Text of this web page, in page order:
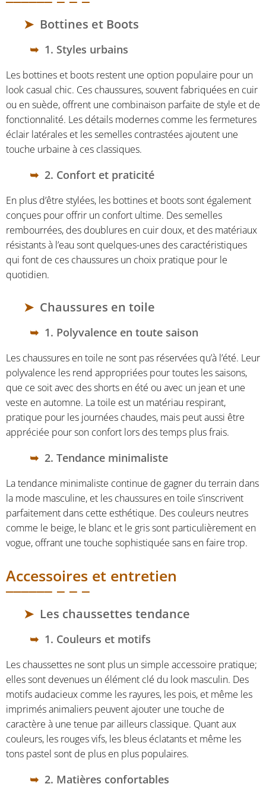
Bottines et Boots
1. Styles urbains
Les bottines et boots restent une option populaire pour un
look casual chic. Ces chaussures, souvent fabriquées en cuir
ou en suède, offrent une combinaison parfaite de style et de
fonctionnalité. Les détails modernes comme les fermetures
éclair latérales et les semelles contrastées ajoutent une
touche urbaine à ces classiques.
2. Confort et praticité
En plus d’être stylées, les bottines et boots sont également
conçues pour offrir un confort ultime. Des semelles
rembourrées, des doublures en cuir doux, et des matériaux
résistants à l’eau sont quelques-unes des caractéristiques
qui font de ces chaussures un choix pratique pour le
quotidien.
Chaussures en toile
1. Polyvalence en toute saison
Les chaussures en toile ne sont pas réservées qu’à l’été. Leur
polyvalence les rend appropriées pour toutes les saisons,
que ce soit avec des shorts en été ou avec un jean et une
veste en automne. La toile est un matériau respirant,
pratique pour les journées chaudes, mais peut aussi être
appréciée pour son confort lors des temps plus frais.
2. Tendance minimaliste
La tendance minimaliste continue de gagner du terrain dans
la mode masculine, et les chaussures en toile s’inscrivent
parfaitement dans cette esthétique. Des couleurs neutres
comme le beige, le blanc et le gris sont particulièrement en
vogue, offrant une touche sophistiquée sans en faire trop.
Accessoires et entretien
Les chaussettes tendance
1. Couleurs et motifs
Les chaussettes ne sont plus un simple accessoire pratique;
elles sont devenues un élément clé du look masculin. Des
motifs audacieux comme les rayures, les pois, et même les
imprimés animaliers peuvent ajouter une touche de
caractère à une tenue par ailleurs classique. Quant aux
couleurs, les rouges vifs, les bleus éclatants et même les
tons pastel sont de plus en plus populaires.
2. Matières confortables